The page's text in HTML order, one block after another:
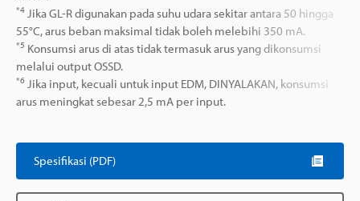
*4 Jika GL-R digunakan pada suhu udara sekitar antara 50 hingga
55°C, arus beban maksimal tidak boleh melebihi 350 mA.
*5 Konsumsi arus di atas tidak termasuk arus yang dikonsumsi
melalui output OSSD.
*6 Jika input, kecuali untuk input EDM, DINYALAKAN, konsumsi
arus meningkat sebesar 2,5 mA per input.
Spesifikasi (PDF)